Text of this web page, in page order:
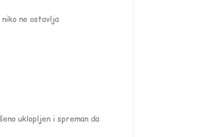
ne ostavlja
uklopljen i spreman da